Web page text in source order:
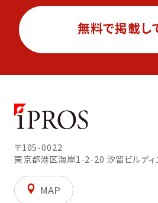
無料で掲載し
〒105-0022
東京都港区海岸1-2-20 汐留ビルデ
MAP